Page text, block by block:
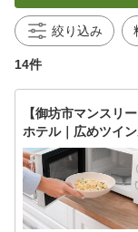
絞り込み
14件
【御坊市マンスリ
ホテル｜広めツイ